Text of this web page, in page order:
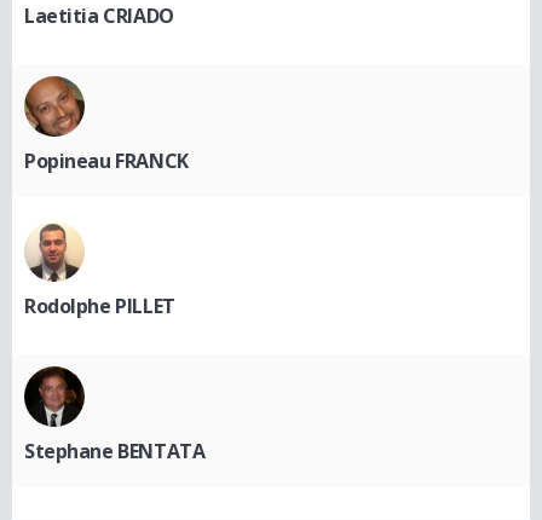
Laetitia CRIADO
Popineau FRANCK
Rodolphe PILLET
Stephane BENTATA